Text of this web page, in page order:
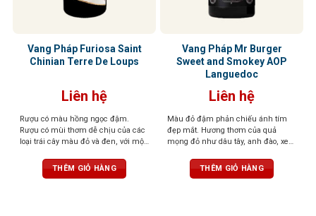
Vang Pháp Furiosa Saint
Chinian Terre De Loups
Liên hệ
Rượu có màu hồng ngọc đậm.
Rượu có mùi thơm dễ chịu của các
loại trái cây màu đỏ và đen, với một
nhàng. Vòm miệng được tráng rất
cân đối và thể hiện rất nhiều sự
THÊM GIỎ HÀNG
Vang Pháp Mr Burger
Sweet and Smokey AOP
Languedoc
Liên hệ
Màu đỏ đậm phản chiếu ánh tím
đẹp mắt. Hương thơm của quả
mọng đỏ như dâu tây, anh đào, xen
hương, tuyết tùng tạo nên một tầng
hương phức hợp, gợi cảm và sống
THÊM GIỎ HÀNG